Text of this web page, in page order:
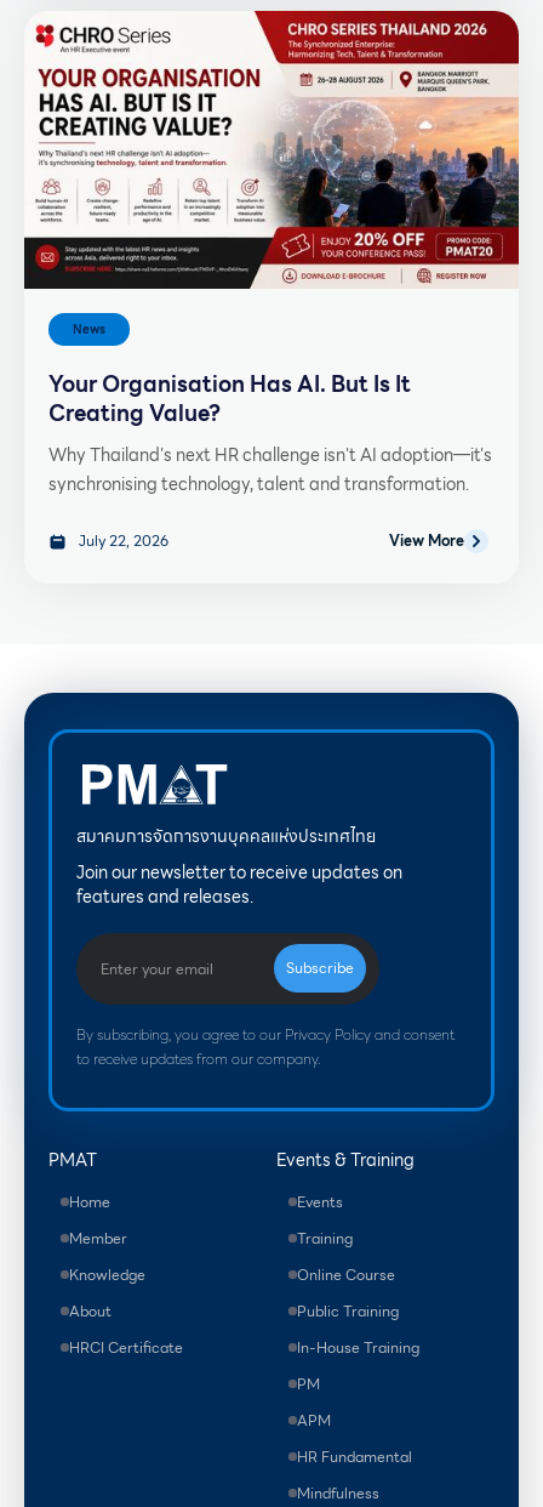
News
Your Organisation Has AI. But Is It
Creating Value?
Why Thailand's next HR challenge isn't AI adoption—it's
synchronising technology, talent and transformation.
July 22, 2026 View More
สมาคมการจัดการงานบุคคลแห่งประเทศไทย
Join our newsletter to receive updates on
features and releases.
By subscribing, you agree to our Privacy Policy and consent
to receive updates from our company.
PMAT
Home
Member
Knowledge
About
HRCI Certificate
Events & Training
Events
Training
Online Course
Public Training
In-House Training
PM
APM
HR Fundamental
Mindfulness